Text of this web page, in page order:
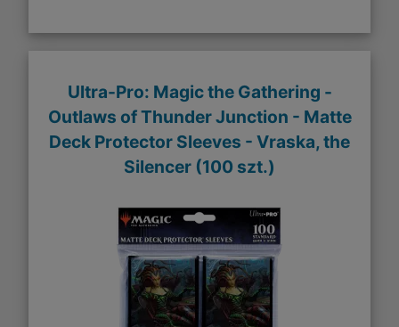
Ultra-Pro: Magic the Gathering -
Outlaws of Thunder Junction - Matte
Deck Protector Sleeves - Vraska, the
Silencer (100 szt.)